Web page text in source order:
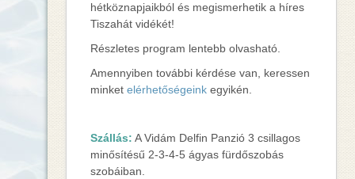
hétköznapjaikból és megismerhetik a híres
Tiszahát vidékét!
Részletes program lentebb olvasható.
Amennyiben további kérdése van, keressen
minketelérhetőségeink egyikén.
Szállás: A Vidám Delfin Panzió 3 csillagos
minősítésű 2-3-4-5 ágyas fürdőszobás
szobáiban.